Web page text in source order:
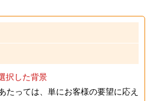
択した背景
たっては、単にお客様の要望に応え